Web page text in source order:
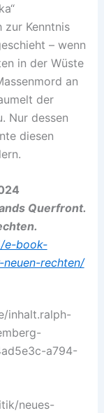
zur Kenntnis
– wenn
in der Wüste
an
der
Nur dessen
diesen
Querfront.
e-book-
rechten/
inhalt.ralph-
a794-
neues-